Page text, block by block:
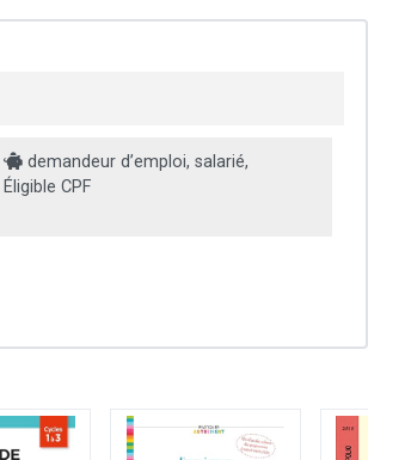
demandeur d’emploi, salarié,
Éligible CPF